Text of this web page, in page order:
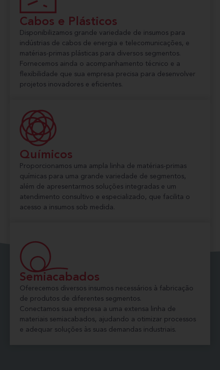
Cabos e Plásticos
Disponibilizamos grande variedade de insumos para
indústrias de cabos de energia e telecomunicações, e
matérias-primas plásticas para diversos segmentos.
Fornecemos ainda o acompanhamento técnico e a
flexibilidade que sua empresa precisa para desenvolver
projetos inovadores e eficientes.
Químicos
Proporcionamos uma ampla linha de matérias-primas
químicas para uma grande variedade de segmentos,
além de apresentarmos soluções integradas e um
atendimento consultivo e especializado, que facilita o
acesso a insumos sob medida.
Semiacabados
Oferecemos diversos insumos necessários à fabricação
de produtos de diferentes segmentos.
Conectamos sua empresa a uma extensa linha de
materiais semiacabados, ajudando a otimizar processos
e adequar soluções às suas demandas industriais.